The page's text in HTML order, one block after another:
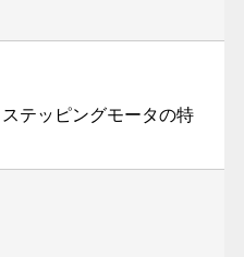
テッピングモータの特